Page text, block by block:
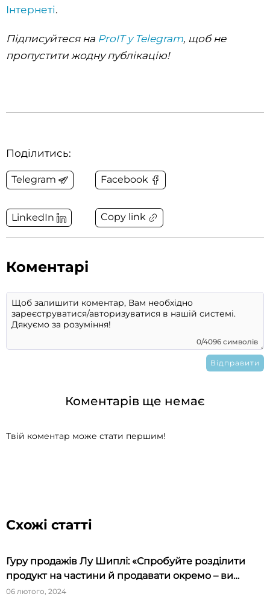
Інтернеті.
Підписуйтеся на ProIT у Telegram, щоб не
пропустити жодну публікацію!
Поділитись:
Telegram Facebook
LinkedIn Copy link
Коментарі
0/4096 символів
Коментарів ще немає
Твій коментар може стати першим!
Схожі статті
Гуру продажів Лу Шиплі: «Спробуйте розділити
продукт на частини й продавати окремо – ви
будете вражені»
06 лютого, 2024